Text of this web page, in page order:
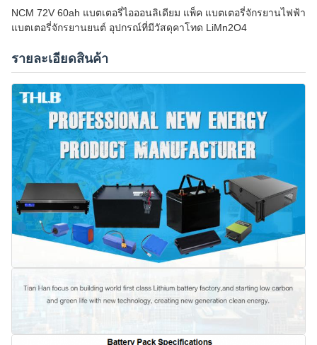
NCM 72V 60ah แบตเตอรี่ไอออนลิเดียม แพ็ค แบตเตอรี่จักรยานไฟฟ้า
แบตเตอรี่จักรยานยนต์ อุปกรณ์ที่มีวัสดุคาโทด LiMn2O4
รายละเอียดสินค้า